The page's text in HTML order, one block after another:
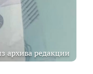
архива редакции